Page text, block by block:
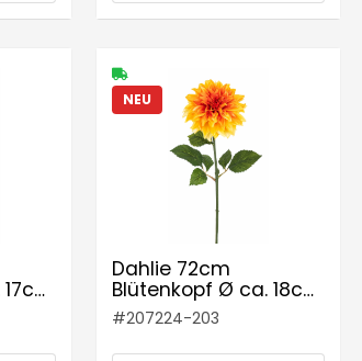
Dahlie 72cm
Blütenkopf Ø ca. 18cm
Farbe: gelb-orange
#207224-203
NEU